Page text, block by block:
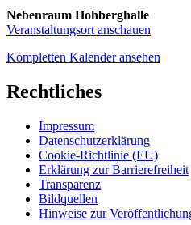
Nebenraum Hohberghalle
Veranstaltungsort anschauen
Kompletten Kalender ansehen
Rechtliches
Impressum
Datenschutzerklärung
Cookie-Richtlinie (EU)
Erklärung zur Barrierefreiheit
Transparenz
Bildquellen
Hinweise zur